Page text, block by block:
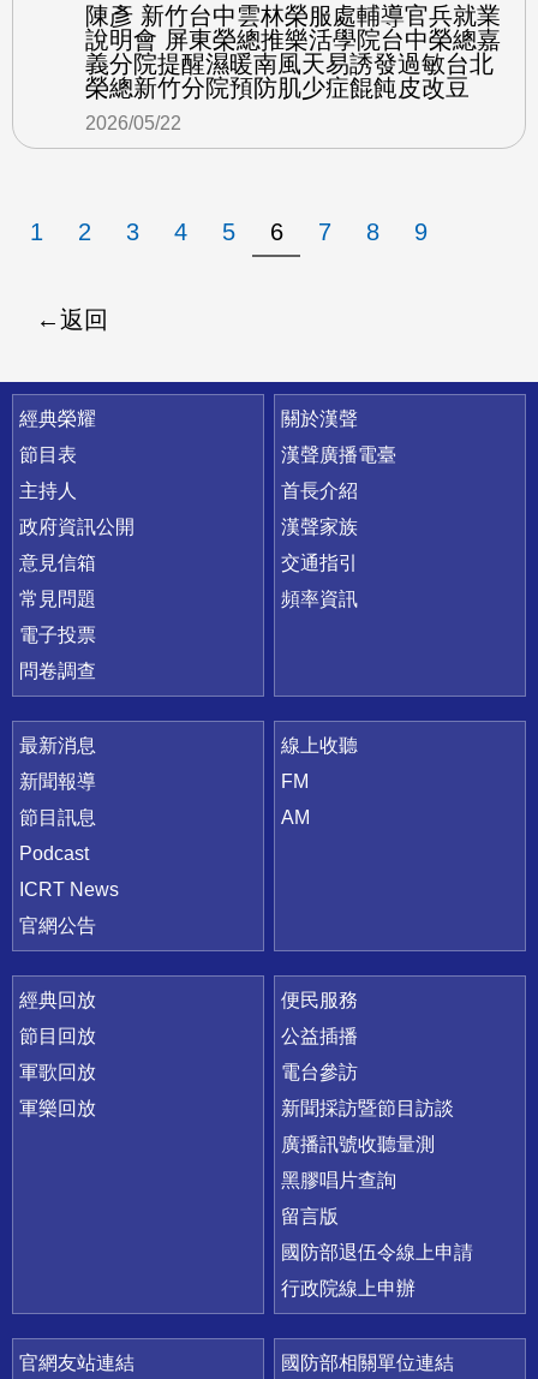
陳彥 新竹台中雲林榮服處輔導官兵就業
說明會 屏東榮總推樂活學院台中榮總嘉
義分院提醒濕暖南風天易誘發過敏台北
榮總新竹分院預防肌少症餛飩皮改豆
2026/05/22
1 2 3 4 5 6 7 8 9
返回
快速連結
經典榮耀
節目表
主持人
政府資訊公開
意見信箱
常見問題
電子投票
問卷調查
關於漢聲
漢聲廣播電臺
首長介紹
漢聲家族
交通指引
頻率資訊
最新消息
新聞報導
節目訊息
Podcast
ICRT News
官網公告
線上收聽
FM
AM
經典回放
節目回放
軍歌回放
軍樂回放
便民服務
公益插播
電台參訪
新聞採訪暨節目訪談
廣播訊號收聽量測
黑膠唱片查詢
留言版
國防部退伍令線上申請
行政院線上申辦
官網友站連結
國防部相關單位連結